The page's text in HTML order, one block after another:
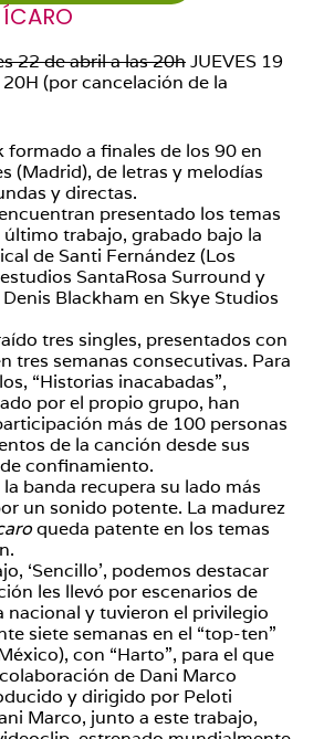
ÍCARO
22 de abril a las 20hJUEVES 19
20H (por cancelación de la
formado a finales de los 90 en
(Madrid), de letras y melodías
y directas.
presentado los temas
último trabajo, grabado bajo la
de Santi Fernández (Los
SantaRosa Surround y
Blackham en Skye Studios
tres singles, presentados con
tres semanas consecutivas. Para
“Historias inacabadas”,
por el propio grupo, han
más de 100 personas
de la canción desde sus
confinamiento.
banda recupera su lado más
un sonido potente. La madurez
queda patente en los temas
‘Sencillo’, podemos destacar
les llevó por escenarios de
nacional y tuvieron el privilegio
siete semanas en el “top-ten”
con “Harto”, para el que
de Dani Marco
y dirigido por Peloti
Marco, junto a este trabajo,